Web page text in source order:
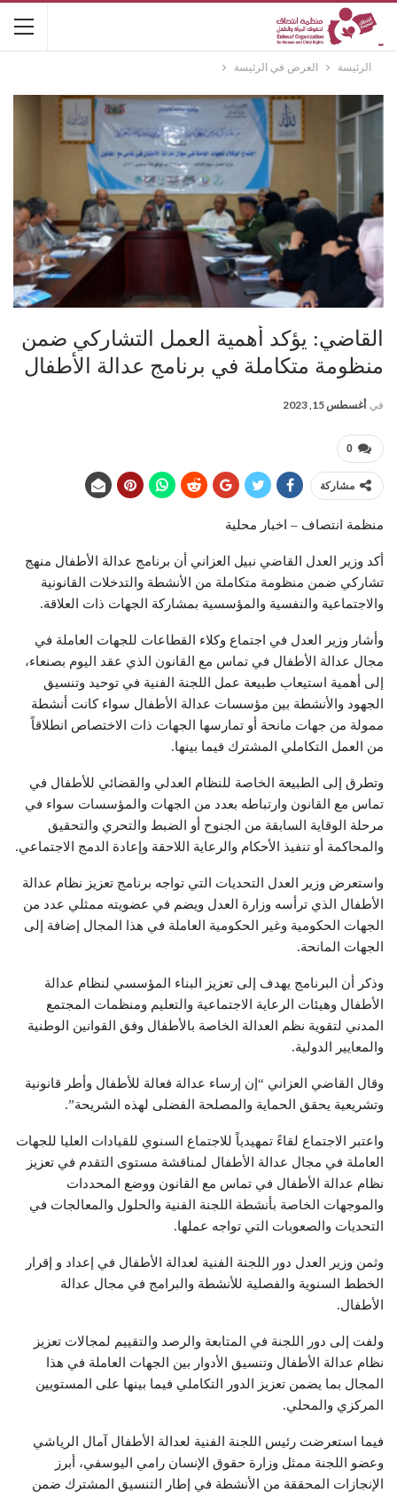
الرئيسة العرض في الرئيسة
القاضي: يؤكد أهمية العمل التشاركي ضمن
منظومة متكاملة في برنامج عدالة الأطفال
في أغسطس 15, 2023
0
مشاركة
منظمة انتصاف – اخبار محلية
أكد وزير العدل القاضي نبيل العزاني أن برنامج عدالة الأطفال منهج
تشاركي ضمن منظومة متكاملة من الأنشطة والتدخلات القانونية
والاجتماعية والنفسية والمؤسسية بمشاركة الجهات ذات العلاقة.
وأشار وزير العدل في اجتماع وكلاء القطاعات للجهات العاملة في
مجال عدالة الأطفال في تماس مع القانون الذي عقد اليوم بصنعاء،
إلى أهمية استيعاب طبيعة عمل اللجنة الفنية في توحيد وتنسيق
الجهود والأنشطة بين مؤسسات عدالة الأطفال سواء كانت أنشطة
ممولة من جهات مانحة أو تمارسها الجهات ذات الاختصاص انطلاقاً
من العمل التكاملي المشترك فيما بينها.
وتطرق إلى الطبيعة الخاصة للنظام العدلي والقضائي للأطفال في
تماس مع القانون وارتباطه بعدد من الجهات والمؤسسات سواء في
مرحلة الوقاية السابقة من الجنوح أو الضبط والتحري والتحقيق
والمحاكمة أو تنفيذ الأحكام والرعاية اللاحقة وإعادة الدمج الاجتماعي.
واستعرض وزير العدل التحديات التي تواجه برنامج تعزيز نظام عدالة
الأطفال الذي ترأسه وزارة العدل ويضم في عضويته ممثلي عدد من
الجهات الحكومية وغير الحكومية العاملة في هذا المجال إضافة إلى
الجهات المانحة.
وذكر أن البرنامج يهدف إلى تعزيز البناء المؤسسي لنظام عدالة
الأطفال وهيئات الرعاية الاجتماعية والتعليم ومنظمات المجتمع
المدني لتقوية نظم العدالة الخاصة بالأطفال وفق القوانين الوطنية
والمعايير الدولية.
وقال القاضي العزاني “إن إرساء عدالة فعالة للأطفال وأطر قانونية
وتشريعية يحقق الحماية والمصلحة الفضلى لهذه الشريحة”.
واعتبر الاجتماع لقاءً تمهيدياً للاجتماع السنوي للقيادات العليا للجهات
العاملة في مجال عدالة الأطفال لمناقشة مستوى التقدم في تعزيز
نظام عدالة الأطفال في تماس مع القانون ووضع المحددات
والموجهات الخاصة بأنشطة اللجنة الفنية والحلول والمعالجات في
التحديات والصعوبات التي تواجه عملها.
وثمن وزير العدل دور اللجنة الفنية لعدالة الأطفال في إعداد و إقرار
الخطط السنوية والفصلية للأنشطة والبرامج في مجال عدالة
الأطفال.
ولفت إلى دور اللجنة في المتابعة والرصد والتقييم لمجالات تعزيز
نظام عدالة الأطفال وتنسيق الأدوار بين الجهات العاملة في هذا
المجال بما يضمن تعزيز الدور التكاملي فيما بينها على المستويين
المركزي والمحلي.
فيما استعرضت رئيس اللجنة الفنية لعدالة الأطفال آمال الرياشي
وعضو اللجنة ممثل وزارة حقوق الإنسان رامي اليوسفي، أبرز
الإنجازات المحققة من الأنشطة في إطار التنسيق المشترك ضمن